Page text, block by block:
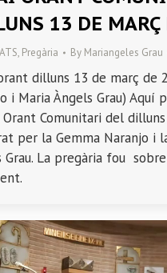
13 DE
, Pregària By Mariangeles Grau
dilluns 13 de març de
i Maria Àngels Grau) Aquí
Orant Comunitari del
per la Gemma Naranjo i
Grau. La pregària fou